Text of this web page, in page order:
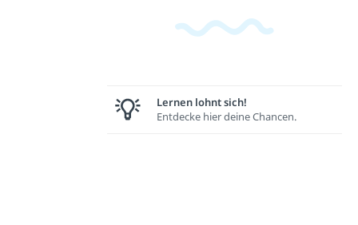
Lernen lohnt sich!
Entdecke hier deine Chancen.